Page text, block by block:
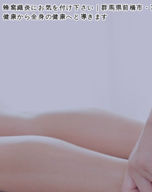
蜂窩織炎にお気を付け下さい｜群馬県前橋市
健康から全身の健康へと導きます